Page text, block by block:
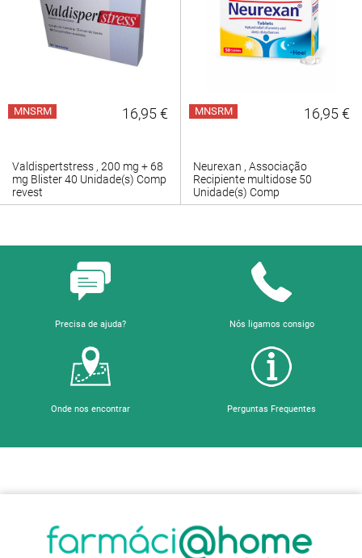
MNSRM 16,95 €
Valdispertstress , 200 mg + 68
mg Blister 40 Unidade(s) Comp
revest
MNSRM 16,95 €
Neurexan , Associação
Recipiente multidose 50
Unidade(s) Comp
Precisa de ajuda? Nós ligamos consigo
Onde nos encontrar Perguntas Frequentes